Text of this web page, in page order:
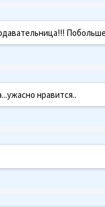
нравится..